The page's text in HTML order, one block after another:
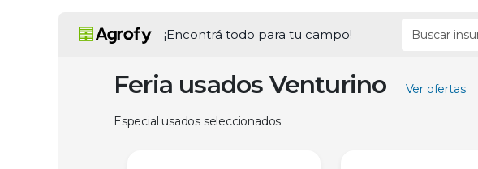
¡Encontrá todo para tu campo!
Feria usados Venturino Ver ofertas
Especial usados seleccionados